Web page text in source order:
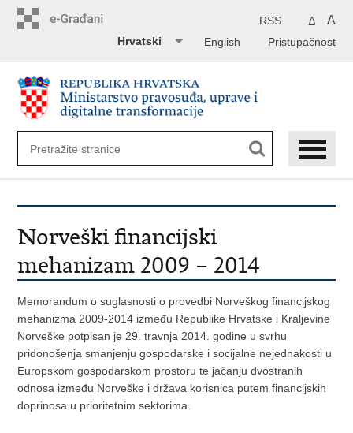
A A
RSS
Pristupačnost
English
Hrvatski
Norveški financijski
mehanizam 2009 – 2014
Memorandum o suglasnosti o provedbi Norveškog financijskog
mehanizma 2009-2014 između Republike Hrvatske i Kraljevine
Norveške potpisan je 29. travnja 2014. godine u svrhu
pridonošenja smanjenju gospodarske i socijalne nejednakosti u
Europskom gospodarskom prostoru te jačanju dvostranih
odnosa između Norveške i država korisnica putem financijskih
doprinosa u prioritetnim sektorima.